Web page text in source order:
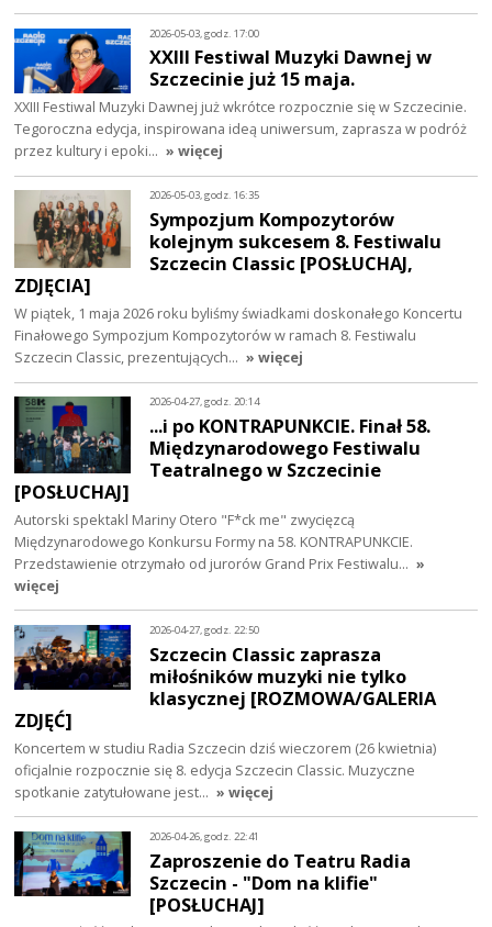
2026-05-03, godz. 17:00
XXIII Festiwal Muzyki Dawnej w
Szczecinie już 15 maja.
XXIII Festiwal Muzyki Dawnej już wkrótce rozpocznie się w Szczecinie.
Tegoroczna edycja, inspirowana ideą uniwersum, zaprasza w podróż
przez kultury i epoki… » więcej
2026-05-03, godz. 16:35
Sympozjum Kompozytorów
kolejnym sukcesem 8. Festiwalu
Szczecin Classic [POSŁUCHAJ,
ZDJĘCIA]
W piątek, 1 maja 2026 roku byliśmy świadkami doskonałego Koncertu
Finałowego Sympozjum Kompozytorów w ramach 8. Festiwalu
Szczecin Classic, prezentujących… » więcej
2026-04-27, godz. 20:14
...i po KONTRAPUNKCIE. Finał 58.
Międzynarodowego Festiwalu
Teatralnego w Szczecinie
[POSŁUCHAJ]
Autorski spektakl Mariny Otero "F*ck me" zwycięzcą
Międzynarodowego Konkursu Formy na 58. KONTRAPUNKCIE.
Przedstawienie otrzymało od jurorów Grand Prix Festiwalu… »
więcej
2026-04-27, godz. 22:50
Szczecin Classic zaprasza
miłośników muzyki nie tylko
klasycznej [ROZMOWA/GALERIA
ZDJĘĆ]
Koncertem w studiu Radia Szczecin dziś wieczorem (26 kwietnia)
oficjalnie rozpocznie się 8. edycja Szczecin Classic. Muzyczne
spotkanie zatytułowane jest… » więcej
2026-04-26, godz. 22:41
Zaproszenie do Teatru Radia
Szczecin - "Dom na klifie"
[POSŁUCHAJ]